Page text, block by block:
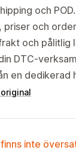
och POD.
och
och pålitlig
DTC-
en dedikerad
inte